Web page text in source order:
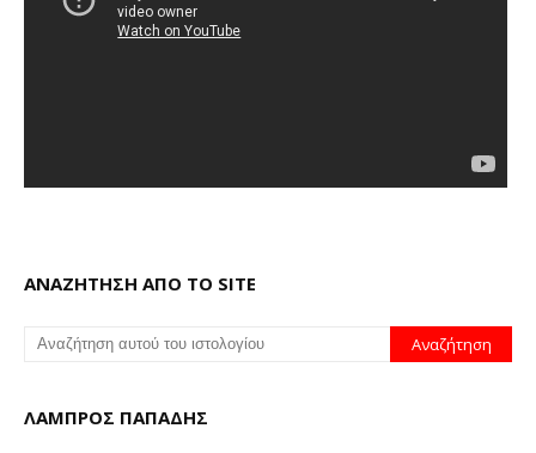
ΑΝΑΖΗΤΗΣΗ ΑΠΟ ΤΟ SITE
ΛΑΜΠΡΟΣ ΠΑΠΑΔΗΣ